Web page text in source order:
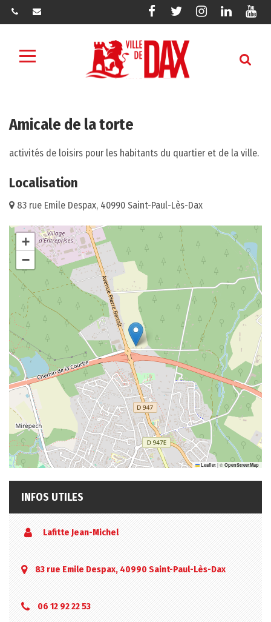
Lien
vers
compte
Facebook
Lien
vers
compte
Twitter
Lien
vers
Instagram
Lien
vers
Linkedin
Menu
Amicale de la torte
activités de loisirs pour les habitants du quartier et de la ville.
Localisation
83 rue Emile Despax, 40990 Saint-Paul-Lès-Dax
+
−
Leaflet |© OpenStreetMap
INFOS UTILES
Lafitte Jean-Michel
83 rue Emile Despax, 40990 Saint-Paul-Lès-Dax
06 12 92 22 53